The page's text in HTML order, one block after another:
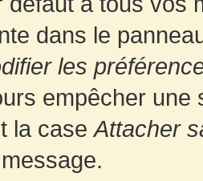
dans le
les
empêcher une
la caseAttacher